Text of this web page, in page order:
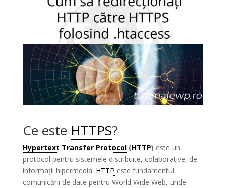
Ce este HTTPS?
Hypertext Transfer Protocol(HTTP) este un
protocol pentru sistemele distribuite, colaborative, de
informații hipermedia. HTTP este fundamentul
comunicării de date pentru World Wide Web, unde